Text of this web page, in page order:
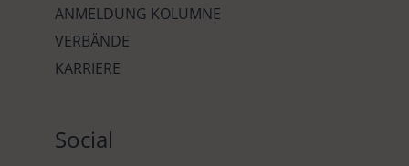
ANMELDUNG KOLUMNE
VERBÄNDE
KARRIERE
Social